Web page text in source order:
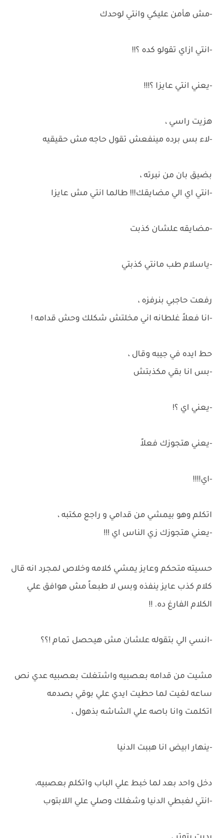
-مش هأمن عليكي وانتي لوحدك
-انتي ازاي تقولو كده ؟!!
-يعني انتي عايزا ؟!!!
هزيت راسي ،
-لاء بس برده مينفعش تقول حاجه مش حقيقيه
بضيق بان من نبرته ،
-انتي اي الي مضايقك!!! طالما انتي مش عايزا
-مضايقه علشان كذبت
-ياسلام طب مانتي كذبتي
رفعت حاجبي بنرفزه ،
-انا فعلاً غلطانه اني مخلتش شكلك وحش قدامه !
حط ايده في جيبه وقال ،
-بس انا بقي مكذبتش
-يعني اي ؟!
-يعني هتجوزك فعلاً
-اي!!!!
اتكلم وهو بيمشي من قدامي و راجع مكتبه ،
-يعني هتجوزك زي الناس اي !!!
حسيته متحكم وعايز يمشي كلامه وخلاص لمجرد انه قال
كلام كذب عايز ينفذه وبس لا طبعاً مش هوافق علي
الكلام الفارغ ده. !!
-انسي الي بتقوله علشان مش هيحصل تمام !؟؟
مشيت من قدامه بعصبيه واشتغلت بعصبيه عدي نص
ساعه لغيت لما حطيت ايدي علي بوقي بصدمه
اتكلمت وانا باصه علي الشاشه بذهول ،
-ينهار ابيض انا هببت الدنيا
دخل واحد بعد لما خبط علي الباب واتكلم بعصبيه،
-انتي لغبطي الدنيا وشغلك وصلي علي اللابتوب